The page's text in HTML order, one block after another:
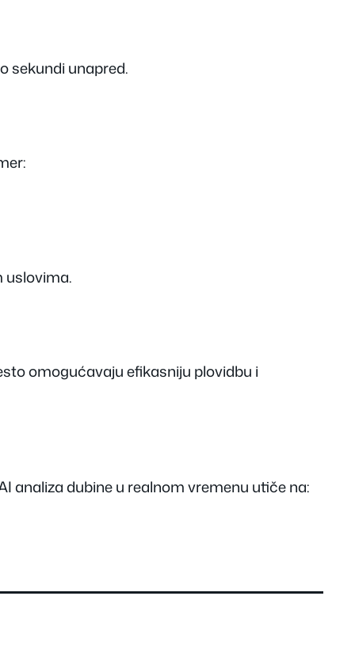
sekundi unapred.
uslovima.
omogućavaju efikasniju plovidbu i
analiza dubine u realnom vremenu utiče na: